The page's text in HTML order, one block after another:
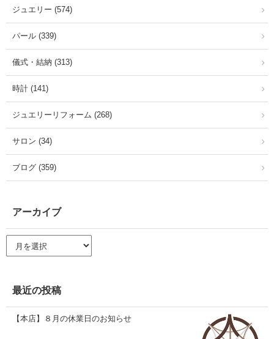
ジュエリー (574)
パール (339)
儀式・結納 (313)
時計 (141)
ジュエリーリフォーム (268)
サロン (34)
ブログ (359)
アーカイブ
ー
ブ
最近の投稿
【本店】８月の休業日のお知らせ